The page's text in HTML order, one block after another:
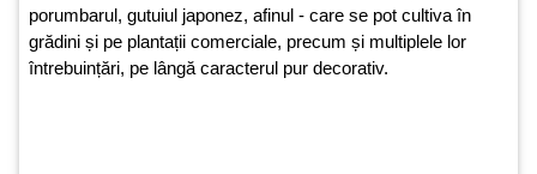
porumbarul, gutuiul japonez, afinul - care se pot cultiva în
grădini și pe plantații comerciale, precum și multiplele lor
întrebuințări, pe lângă caracterul pur decorativ.